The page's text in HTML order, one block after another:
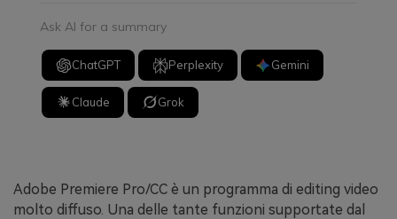
Ask AI for a summary
ChatGPT Perplexity Gemini
Claude Grok
Adobe Premiere Pro/CC è un programma di editing video
molto diffuso. Una delle tante funzioni supportate dal